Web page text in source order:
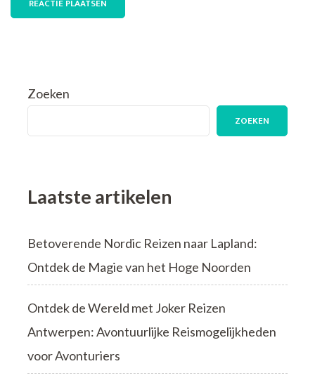
Zoeken
ZOEKEN
Laatste artikelen
Betoverende Nordic Reizen naar Lapland:
Ontdek de Magie van het Hoge Noorden
Ontdek de Wereld met Joker Reizen
Antwerpen: Avontuurlijke Reismogelijkheden
voor Avonturiers